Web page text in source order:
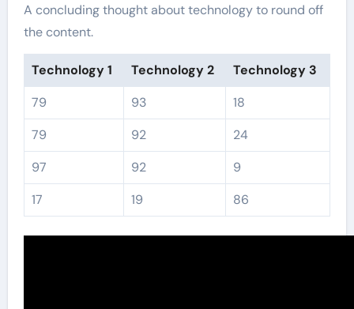
A concluding thought about technology to round off
the content.
Technology 1 Technology 2
Technology 3
79
93
18
79
92
24
97
92
9
17
19 86